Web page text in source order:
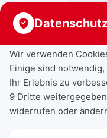
Wir verwenden
Einige sind
Ihr Erlebnis zu
9 Dritte
widerrufen oder